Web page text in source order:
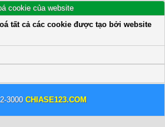
cookie của website
tất cả các cookie được tạo bởi website
3000 CHIASE123.COM